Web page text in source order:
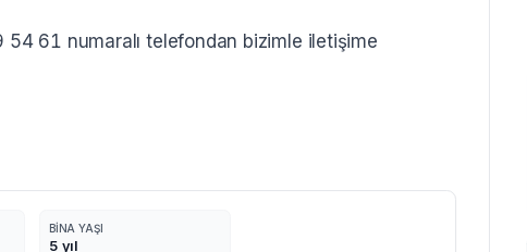
61 numaralı telefondan bizimle iletişime
BINA YAŞI
5 yıl